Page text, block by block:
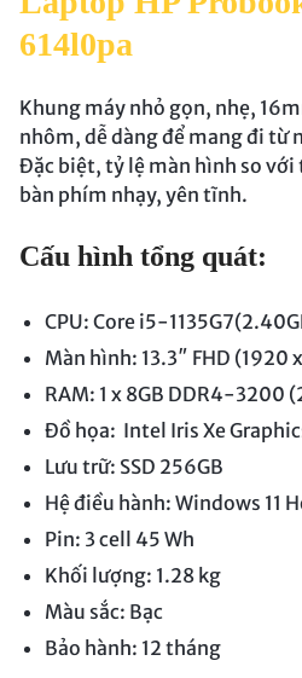
614l0pa
Khung máy nhỏ gọn, nhẹ,
nhôm, dễ dàng để mang đi từ
Đặc biệt, tỷ lệ màn hình so với
bàn phím nhạy, yên tĩnh.
Cấu hình tổng quát:
CPU: Core i5-
Màn hình: 13.3″ FHD
RAM: 1 x 8GB DDR4-3200
Đồ họa: Intel Iris Xe
Lưu trữ: SSD 256GB
Hệ điều hành: Windows 11
Pin: 3 cell 45 Wh
Khối lượng: 1.28 kg
Màu sắc: Bạc
Bảo hành: 12 tháng